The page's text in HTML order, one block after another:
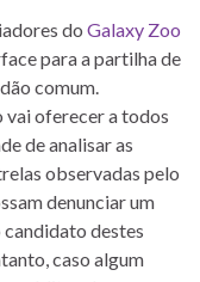
do Galaxy Zoo
para a partilha de
comum.
vai oferecer a todos
de analisar as
observadas pelo
denunciar um
destes
caso algum